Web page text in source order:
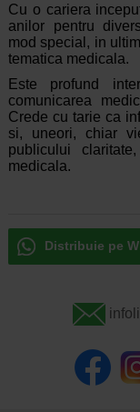
Cu o cariera
anilor pentru
mod special, in
tematica medicala.
Este profund
comunicarea
Crede cu tarie ca
si, uneori, chiar
publicului
medicala.
Distribuie pe